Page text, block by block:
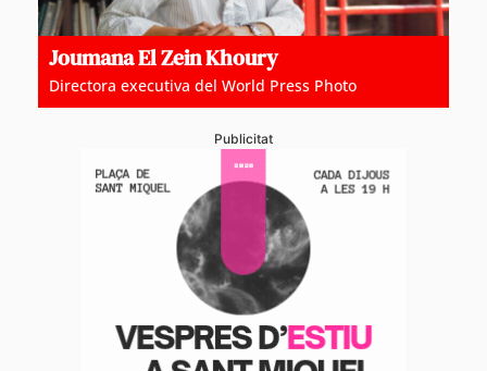
Joumana El Zein Khoury
Directora executiva del World Press Photo
Publicitat